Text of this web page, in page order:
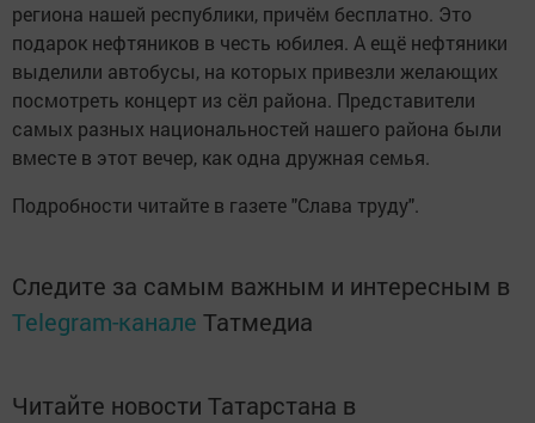
региона нашей республики, причём бесплатно. Это
подарок нефтяников в честь юбилея. А ещё нефтяники
выделили автобусы, на которых привезли желающих
посмотреть концерт из сёл района. Представители
самых разных национальностей нашего района были
вместе в этот вечер, как одна дружная семья.
Подробности читайте в газете "Слава труду".
Следите за самым важным и интересным в
Telegram-канале Татмедиа
Читайте новости Татарстана в